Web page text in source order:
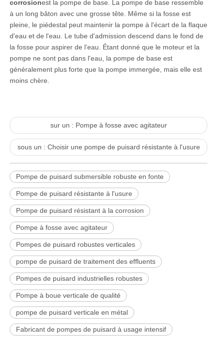
corrosionest la pompe de base. La pompe de base ressemble
à un long bâton avec une grosse tête. Même si la fosse est
pleine, le piédestal peut maintenir la pompe à l'écart de la flaque
d'eau et de l'eau. Le tube d'admission descend dans le fond de
la fosse pour aspirer de l'eau. Étant donné que le moteur et la
pompe ne sont pas dans l'eau, la pompe de base est
généralement plus forte que la pompe immergée, mais elle est
moins chère.
sur un : Pompe à fosse avec agitateur
sous un : Choisir une pompe de puisard résistante à l'usure
Pompe de puisard submersible robuste en fonte
Pompe de puisard résistante à l'usure
Pompe de puisard résistant à la corrosion
Pompe à fosse avec agitateur
Pompes de puisard robustes verticales
pompe de puisard de traitement des effluents
Pompes de puisard industrielles robustes
Pompe à boue verticale de qualité
pompe de puisard verticale en métal
Fabricant de pompes de puisard à usage intensif